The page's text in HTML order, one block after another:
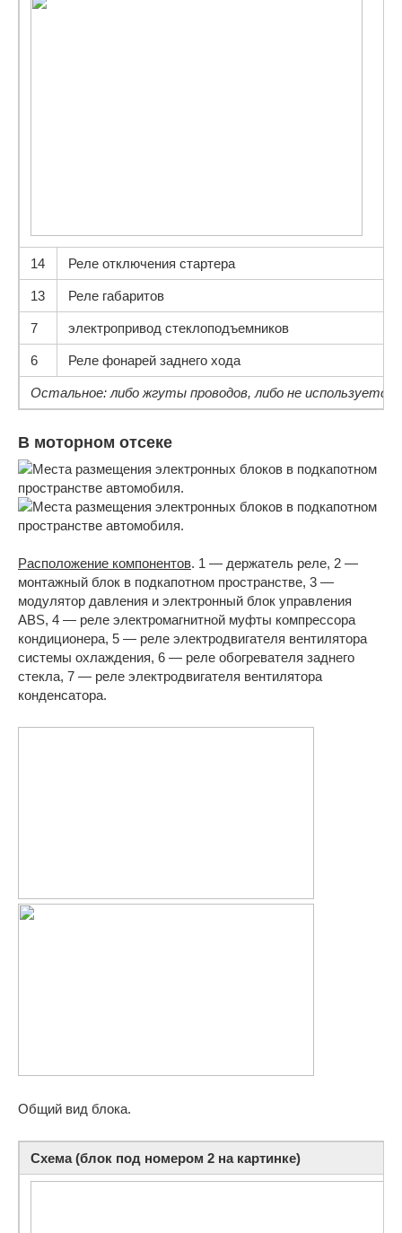
14 Реле отключения стартера
13 Реле габаритов
7 электропривод стеклоподъемников
6 Реле фонарей заднего хода
Остальное: либо жгуты проводов, либо не используется.
В моторном отсеке
Расположение компонентов. 1 — держатель реле, 2 —
монтажный блок в подкапотном пространстве, 3 —
модулятор давления и электронный блок управления
ABS, 4 — реле электромагнитной муфты компрессора
кондиционера, 5 — реле электродвигателя вентилятора
системы охлаждения, 6 — реле обогревателя заднего
стекла, 7 — реле электродвигателя вентилятора
конденсатора.
Общий вид блока.
Схема (блок под номером 2 на картинке)